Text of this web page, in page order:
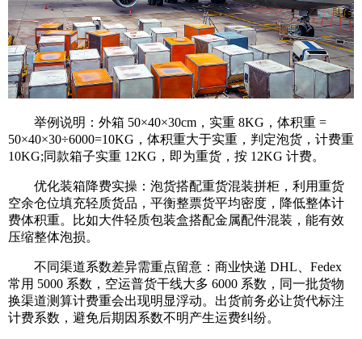
举例说明：外箱 50×40×30cm，实重 8KG，体积重 =
50×40×30÷6000=10KG，体积重大于实重，判定泡货，计费重
10KG;同款箱子实重 12KG，即为重货，按 12KG 计费。
优化装箱降费实操：泡货搭配重货混装拼柜，利用重货
空余仓位填充轻质货品，平衡整票货平均密度，降低整体计
费体积重。比如大件轻质包装盒搭配金属配件混装，能有效
压缩整体泡损。
不同渠道系数差异需重点留意：商业快递 DHL、Fedex
常用 5000 系数，空运普货干线大多 6000 系数，同一批货物
换渠道测算计费重会出现明显浮动。出货前务必让货代标注
计费系数，避免后期因系数不明产生运费纠纷。